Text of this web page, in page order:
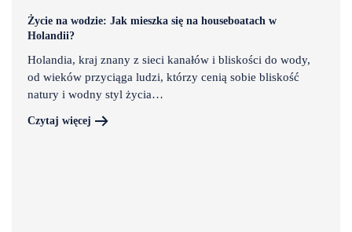
Życie na wodzie: Jak mieszka się na houseboatach w
Holandii?
Holandia, kraj znany z sieci kanałów i bliskości do wody,
od wieków przyciąga ludzi, którzy cenią sobie bliskość
natury i wodny styl życia…
Czytaj więcej